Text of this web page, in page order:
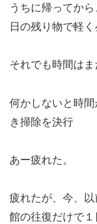
うちに帰ってか
日の残り物で軽く
それでも時間は
何かしないと時
き掃除を決行
あー疲れた。
疲れたが、今、
館の往復だけで１